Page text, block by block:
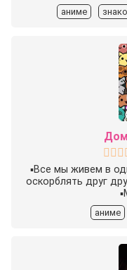
аниме
▪︎Все мы живем в
оскорблять друг
аниме